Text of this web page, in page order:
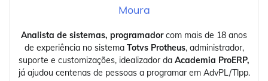
Moura
Analista de sistemas, programadorcom mais de 18 anos
de experiência no sistema Totvs Protheus, administrador,
suporte e customizações, idealizador da Academia ProERP,
já ajudou centenas de pessoas a programar em AdvPL/Tlpp.